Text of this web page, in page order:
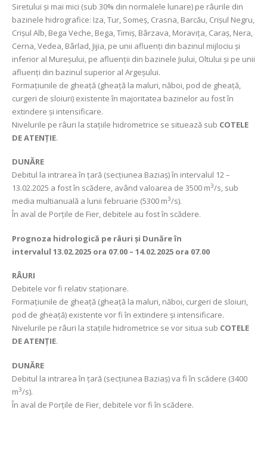
Siretului și mai mici (sub 30% din normalele lunare) pe râurile din
bazinele hidrografice: Iza, Tur, Someș, Crasna, Barcău, Crișul Negru,
Crișul Alb, Bega Veche, Bega, Timiș, Bârzava, Moravița, Caraș, Nera,
Cerna, Vedea, Bârlad, Jijia, pe unii afluenți din bazinul mijlociu și
inferior al Mureșului, pe afluenții din bazinele Jiului, Oltului și pe unii
afluenți din bazinul superior al Argeşului.
Formațiunile de gheață (gheață la maluri, năboi, pod de gheață,
curgeri de sloiuri) existente în majoritatea bazinelor au fost în
extindere și intensificare.
Nivelurile pe râuri la stațiile hidrometrice se situează sub COTELE
DE ATENȚIE.
DUNĂRE
Debitul la intrarea în țară (secțiunea Baziaș) în intervalul 12 –
13.02.2025 a fost în scădere, având valoarea de 3500 m3/s, sub
media multianuală a lunii februarie (5300 m3/s).
În aval de Porţile de Fier, debitele au fost în scădere.
Prognoza hidrologică pe râuri și Dunăre în
intervalul 13.02.2025 ora 07.00 – 14.02.2025 ora 07.00
RÂURI
Debitele vor fi relativ staționare.
Formațiunile de gheață (gheață la maluri, năboi, curgeri de sloiuri,
pod de gheață) existente vor fi în extindere şi intensificare.
Nivelurile pe râuri la stațiile hidrometrice se vor situa sub COTELE
DE ATENȚIE.
DUNĂRE
Debitul la intrarea în țară (secțiunea Baziaș) va fi în scădere (3400
m3/s).
În aval de Porţile de Fier, debitele vor fi în scădere.